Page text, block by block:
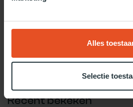
Alles
Selectie
Twijfel je over welke daglicht
Gebruik dan onze daglicht keuzehulp!
Recent bekeken